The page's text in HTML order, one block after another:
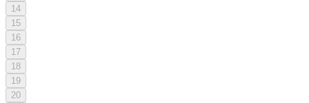
14
15
16
17
18
19
20